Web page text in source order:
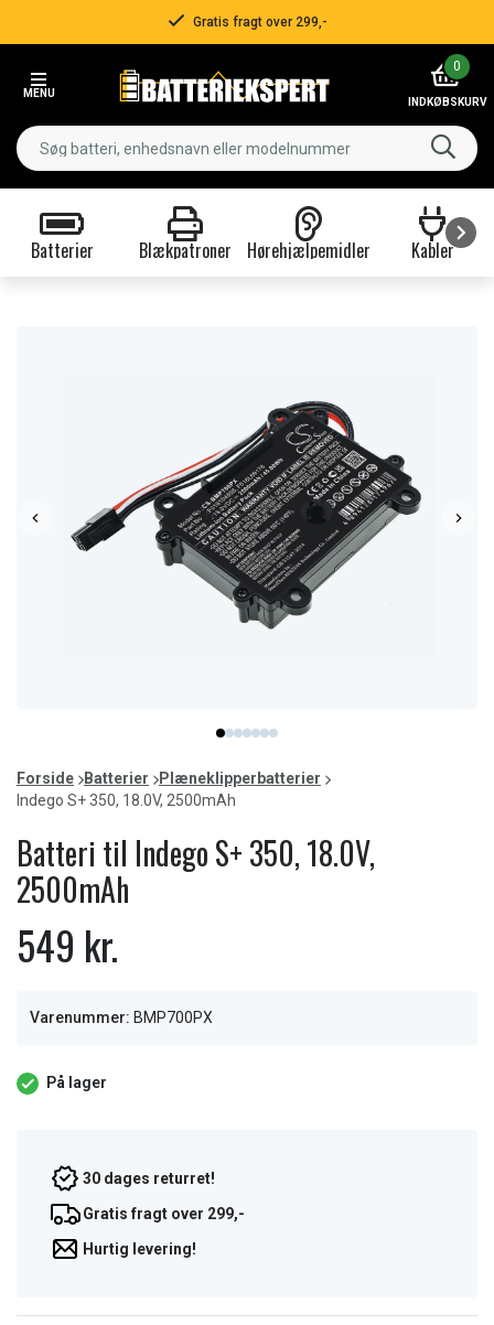
MENU
0
INDKØBSKURV
Batterier Blækpatroner Hørehjælpemidler Kabler
item
0
item
1
item
2
item
3
item
4
item
5
item
6
of
7
Forside Batterier
Plæneklipperbatterier
Indego S+ 350, 18.0V, 2500mAh
Batteri til Indego S+ 350, 18.0V,
2500mAh
549 kr.
Varenummer: BMP700PX
På lager
30 dages returret!
Gratis fragt over 299,-
Hurtig levering!